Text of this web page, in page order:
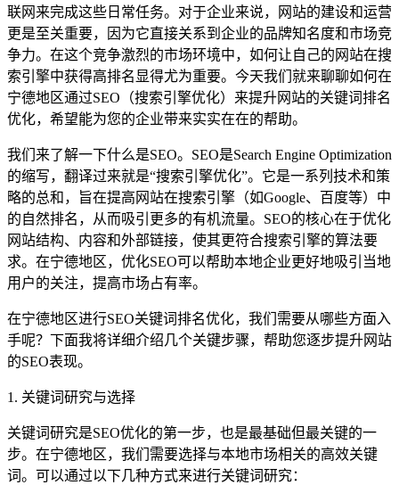
联网来完成这些日常任务。对于企业来说，网站的建设和运营
更是至关重要，因为它直接关系到企业的品牌知名度和市场竞
争力。在这个竞争激烈的市场环境中，如何让自己的网站在搜
索引擎中获得高排名显得尤为重要。今天我们就来聊聊如何在
宁德地区通过SEO（搜索引擎优化）来提升网站的关键词排名
优化，希望能为您的企业带来实实在在的帮助。
我们来了解一下什么是SEO。SEO是Search Engine Optimization
的缩写，翻译过来就是“搜索引擎优化”。它是一系列技术和策
略的总和，旨在提高网站在搜索引擎（如Google、百度等）中
的自然排名，从而吸引更多的有机流量。SEO的核心在于优化
网站结构、内容和外部链接，使其更符合搜索引擎的算法要
求。在宁德地区，优化SEO可以帮助本地企业更好地吸引当地
用户的关注，提高市场占有率。
在宁德地区进行SEO关键词排名优化，我们需要从哪些方面入
手呢？下面我将详细介绍几个关键步骤，帮助您逐步提升网站
的SEO表现。
1. 关键词研究与选择
关键词研究是SEO优化的第一步，也是最基础但最关键的一
步。在宁德地区，我们需要选择与本地市场相关的高效关键
词。可以通过以下几种方式来进行关键词研究：